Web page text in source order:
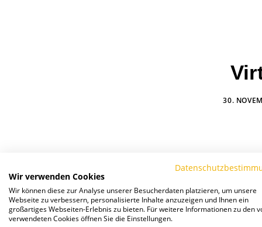
30.
Wir verwenden Cookies
Wir können diese zur Analyse unserer Besucherdaten platzieren, um unsere
Webseite zu verbessern, personalisierte Inhalte anzuzeigen und Ihnen ein
großartiges Webseiten-Erlebnis zu bieten. Für weitere Informationen zu den
verwendeten Cookies öffnen Sie die Einstellungen.